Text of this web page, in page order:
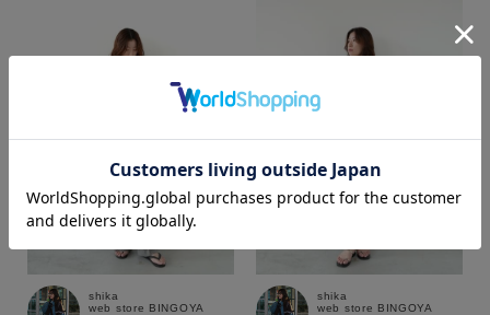
価格
shika
web store BINGOYA
shika
web store BINGOYA